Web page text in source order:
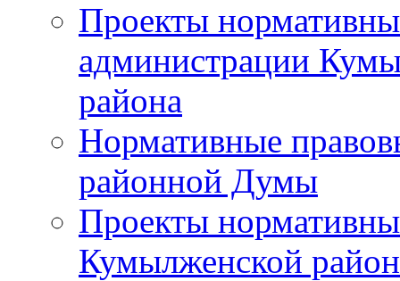
Проекты
администрации
района
Нормативные
районной Думы
Проекты
Кумылженской